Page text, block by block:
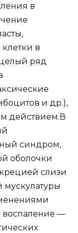
в
в
ряд
и др.),
действием.В
синдром,
оболочки
слизи
воспаление —